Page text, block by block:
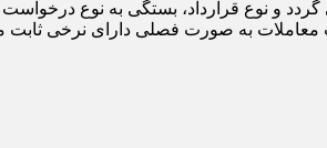
و نوع قرارداد، بستگی به نوع
معاملات به صورت فصلی دارای نرخی